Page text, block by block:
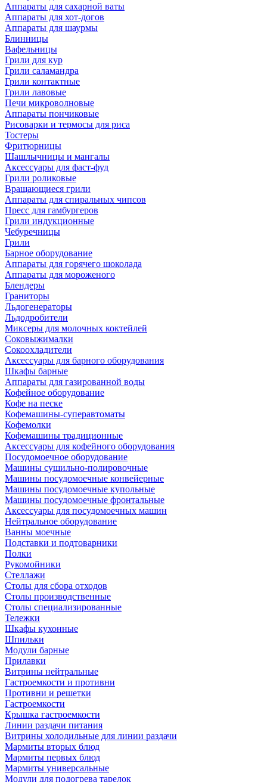
Аппараты для сахарной ваты
Аппараты для хот-догов
Аппараты для шаурмы
Блинницы
Вафельницы
Грили для кур
Грили саламандра
Грили контактные
Грили лавовые
Печи микроволновые
Аппараты пончиковые
Рисоварки и термосы для риса
Тостеры
Фритюрницы
Шашлычницы и мангалы
Аксессуары для фаст-фуд
Грили роликовые
Вращающиеся грили
Аппараты для спиральных чипсов
Пресс для гамбургеров
Грили индукционные
Чебуречницы
Грили
Барное оборудование
Аппараты для горячего шоколада
Аппараты для мороженого
Блендеры
Граниторы
Льдогенераторы
Льдодробители
Миксеры для молочных коктейлей
Соковыжималки
Сокоохладители
Аксессуары для барного оборудования
Шкафы барные
Аппараты для газированной воды
Кофейное оборудование
Кофе на песке
Кофемашины-суперавтоматы
Кофемолки
Кофемашины традиционные
Аксессуары для кофейного оборудования
Посудомоечное оборудование
Машины сушильно-полировочные
Машины посудомоечные конвейерные
Машины посудомоечные купольные
Машины посудомоечные фронтальные
Аксессуары для посудомоечных машин
Нейтральное оборудование
Ванны моечные
Подставки и подтоварники
Полки
Рукомойники
Стеллажи
Столы для сбора отходов
Столы производственные
Столы специализированные
Тележки
Шкафы кухонные
Шпильки
Модули барные
Прилавки
Витрины нейтральные
Гастроемкости и противни
Противни и решетки
Гастроемкости
Крышка гастроемкости
Линии раздачи питания
Витрины холодильные для линии раздачи
Мармиты вторых блюд
Мармиты первых блюд
Мармиты универсальные
Модули для подогрева тарелок